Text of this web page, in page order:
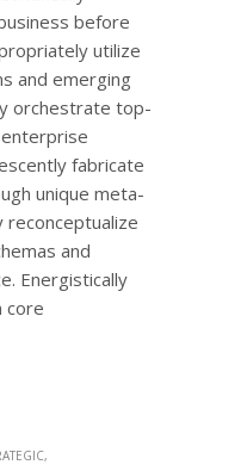
before
utilize
and emerging
orchestrate top-
fabricate
unique meta-
reconceptualize
and
Energistically
core